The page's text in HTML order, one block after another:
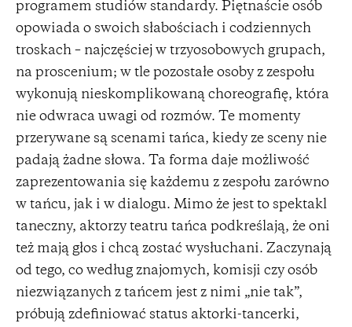
programem studiów standardy. Piętnaście osób
opowiada o swoich słabościach i codziennych
troskach – najczęściej w trzyosobowych grupach,
na proscenium; w tle pozostałe osoby z zespołu
wykonują nieskomplikowaną choreografię, która
nie odwraca uwagi od rozmów. Te momenty
przerywane są scenami tańca, kiedy ze sceny nie
padają żadne słowa. Ta forma daje możliwość
zaprezentowania się każdemu z zespołu zarówno
w tańcu, jak i w dialogu. Mimo że jest to spektakl
taneczny, aktorzy teatru tańca podkreślają, że oni
też mają głos i chcą zostać wysłuchani. Zaczynają
od tego, co według znajomych, komisji czy osób
niezwiązanych z tańcem jest z nimi „nie tak”,
próbują zdefiniować status aktorki-tancerki,